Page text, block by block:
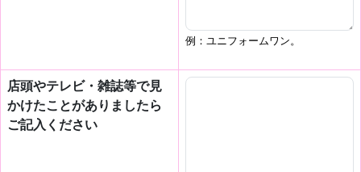
例：ユニフォームワン。
店頭やテレビ・雑誌等で見
かけたことがありましたら
ご記入ください